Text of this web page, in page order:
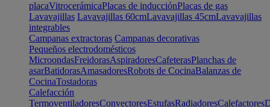
placaVitrocerámicaPlacas de inducciónPlacas de gas
Lavavajillas Lavavajillas 60cmLavavajillas 45cmLavavajillas
integrables
Campanas extractoras Campanas decorativas
Pequeños electrodomésticos
MicroondasFreidorasAspiradoresCafeterasPlanchas de
asarBatidorasAmasadoresRobots de CocinaBalanzas de
CocinaTostadoras
Calefacción
TermoventiladoresConvectoresEstufasRadiadoresCalefactores